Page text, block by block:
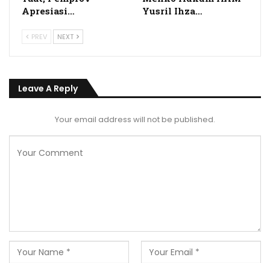
Apresiasi…
Yusril Ihza…
PREV NEXT
Leave A Reply
Your email address will not be published.